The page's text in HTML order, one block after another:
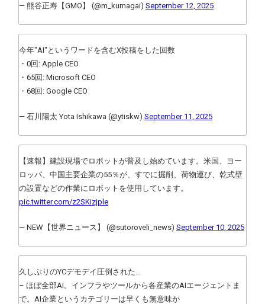
— 熊谷正寿【GMO】 (@m_kumagai) September 12, 2025
今年"AI"というワードを含むX投稿をした回数
・0回: Apple CEO
・65回: Microsoft CEO
・68回: Google CEO
— 石川陽太 Yota Ishikawa (@ytiskw) September 11, 2025
【速報】建設現場でロボットが普及し始めています。米国、ヨー
ロッパ、中国主要企業の55％が、すでに掘削、荷物運び、乾式壁
の設置などの作業にロボットを使用しています。
pic.twitter.com/z2SKizjple
— NEW【世界ニュース】 (@sutoroveli_news) September 10, 2025
久しぶりのYCデモデイ圧倒された…
– ほぼ全部AI。インフラやツールから各産業のAIエージェントま
で。AI企業というカテゴリーは早くも無意味か